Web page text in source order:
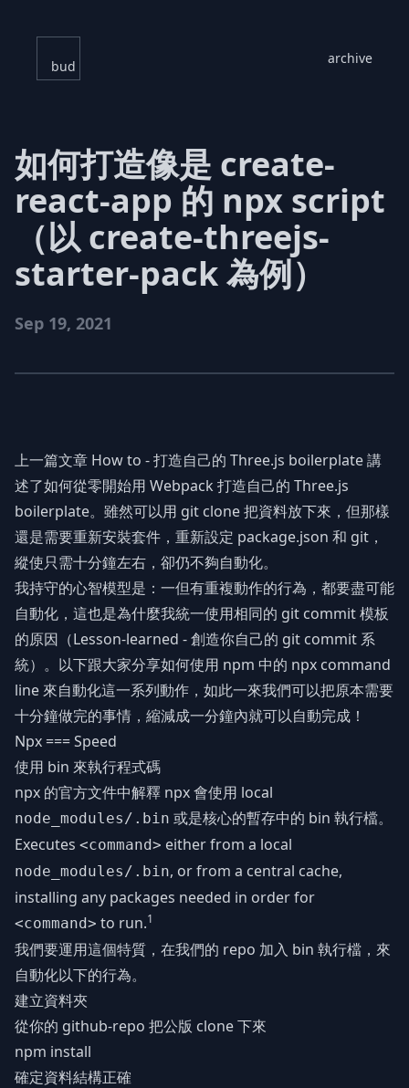
如何打造像是 create-
react-app 的 npx script
（以 create-threejs-
starter-pack 為例）
Sep 19, 2021
上一篇文章 How to - 打造自己的 Three.js boilerplate講
述了如何從零開始用 Webpack 打造自己的 Three.js
boilerplate。雖然可以用 git clone 把資料放下來，但那樣
還是需要重新安裝套件，重新設定 package.json 和 git，
縱使只需十分鐘左右，卻仍不夠自動化。
我持守的心智模型是：一但有重複動作的行為，都要盡可能
自動化，這也是為什麼我統一使用相同的 git commit 模板
的原因（Lesson-learned - 創造你自己的 git commit 系
統）。以下跟大家分享如何使用 npm 中的 npx command
line 來自動化這一系列動作，如此一來我們可以把原本需要
十分鐘做完的事情，縮減成一分鐘內就可以自動完成！
Npx === Speed
使用 bin 來執行程式碼
npx 的官方文件中解釋 npx 會使用 local
node_modules/.bin 或是核心的暫存中的 bin 執行檔。
Executes <command> either from a local
node_modules/.bin, or from a central cache,
installing any packages needed in order for
<command> to run.1
我們要運用這個特質，在我們的 repo 加入 bin 執行檔，來
自動化以下的行為。
建立資料夾
從你的 github-repo 把公版 clone 下來
npm install
確定資料結構正確
bud archive